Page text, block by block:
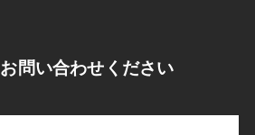
問い合わせください